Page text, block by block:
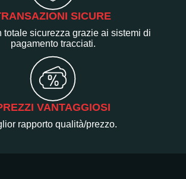
SICURE
totale sicurezza grazie ai sistemi di
pagamento tracciati.
VANTAGGIOSI
rapporto qualità/prezzo.